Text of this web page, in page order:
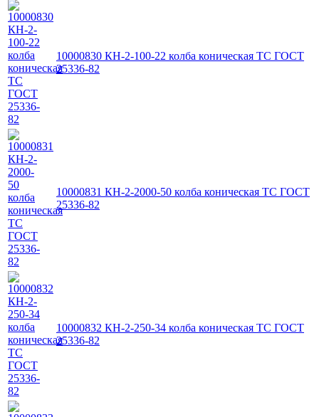
10000830 КН-2-100-22 колба коническая ТС ГОСТ
25336-82
10000831 КН-2-2000-50 колба коническая ТС ГОСТ
25336-82
10000832 КН-2-250-34 колба коническая ТС ГОСТ
25336-82